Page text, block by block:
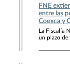
FNE
entre las
Coexca y
La Fiscalía
un plazo de